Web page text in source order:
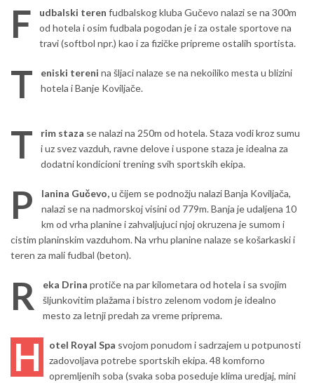
F udbalski teren fudbalskog kluba Gučevo nalazi se na 300m
od hotela i osim fudbala pogodan je i za ostale sportove na
travi (softbol npr.) kao i za fizičke pripreme ostalih sportista.
T eniski tereni na šljaci nalaze se na nekoiliko mesta u blizini
hotela i Banje Koviljače.
T rim staza se nalazi na 250m od hotela. Staza vodi kroz sumu
i uz svez vazduh, ravne delove i uspone staza je idealna za
dodatni kondicioni trening svih sportskih ekipa.
P lanina Gučevo,u čijem se podnožju nalazi Banja Koviljača,
nalazi se na nadmorskoj visini od 779m. Banja je udaljena 10
km od vrha planine i zahvaljujuci njoj okruzena je sumom i
cistim planinskim vazduhom. Na vrhu planine nalaze se košarkaski i
teren za mali fudbal (beton).
R eka Drina protiče na par kilometara od hotela i sa svojim
šljunkovitim plažama i bistro zelenom vodom je idealno
mesto za letnji predah za vreme priprema.
H otel Royal Spa svojom ponudom i sadrzajem u potpunosti
zadovoljava potrebe sportskih ekipa. 48 komforno
opremljenih soba (svaka soba poseduje klima uredjaj, mini